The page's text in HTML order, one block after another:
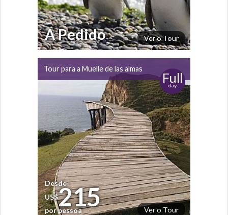
Ver o Tour
A Pedido
Tour para a Muelle de las almas
Full
day
Ver o Tour
Desde
US$215
por pessoa